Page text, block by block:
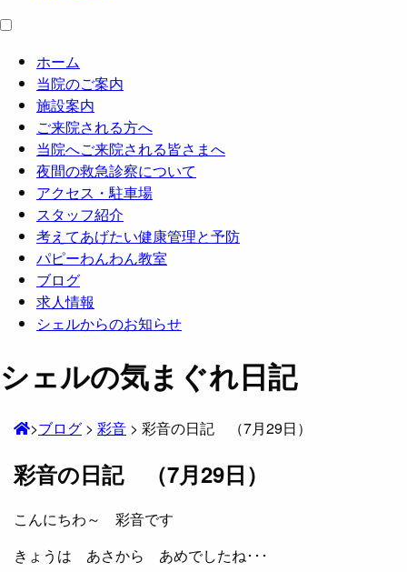
ホーム
当院のご案内
施設案内
ご来院される方へ
当院へご来院される皆さまへ
夜間の救急診察について
アクセス・駐車場
スタッフ紹介
考えてあげたい健康管理と予防
パピーわんわん教室
ブログ
求人情報
シェルからのお知らせ
シェルの気まぐれ日記
>ブログ > 彩音 > 彩音の日記 （7月29日）
彩音の日記 （7月29日）
こんにちわ～ 彩音です
きょうは あさから あめでしたね･･･